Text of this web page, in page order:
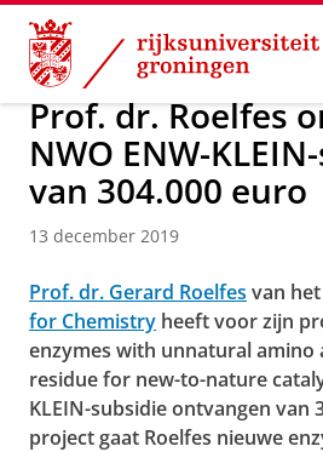
Skip
Content
Skip
Navigation
Over ons Actueel Nieuws
Prof. dr. Roelfes
NWO ENW-
van 304.000 euro
13 december 2019
Prof. dr. Gerard Roelfes van het
for Chemistry heeft voor zijn
enzymes with unnatural amino
residue for new-to-nature
KLEIN-subsidie ontvangen van
project gaat Roelfes nieuwe